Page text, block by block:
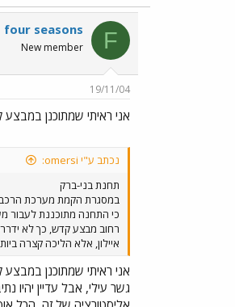
F
four seasons
New member
19/11/04
אני ראיתי שמתוכנן
נכתב ע"י omersi:
תחנת בני-ברק
במסגרת הקמת מערכת
כי התחנה מתוכננת לעבור
רחוב מבצע קדש, כך לא
איילון, אלא הליכה קצרה
אני ראיתי שמתוכנן
גשר עילי, אבל עדיין יהיו